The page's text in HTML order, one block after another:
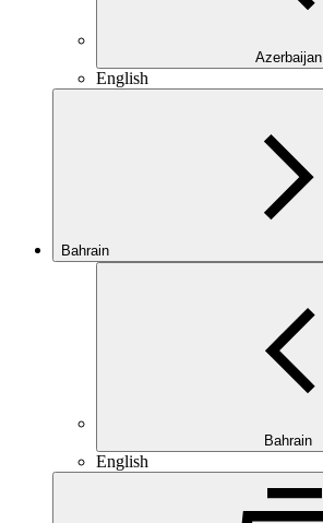
Azerbaijan
English
Bahrain
Bahrain
English